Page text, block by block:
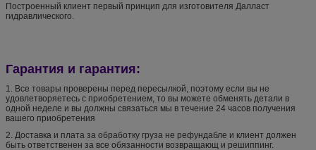
Построенный клиент первый принцип для изготовителя Далласт
гидравлического.
Гарантия и гарантия:
1. Все товары проверены перед пересылкой, поэтому если вы не
удовлетворяетесь с приобретением, то вы можете обменять детали в
одной неделе и вы должны связаться мы в течение 24 часов получения
вашего приобретения
2. Доставка и плата за обработку груза не рефундабле и клиент должен
быть ответственен за все обязанности возвращающ и решиппинг.